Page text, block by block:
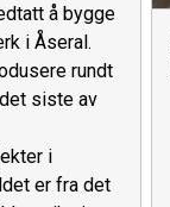
å bygge
i Åseral.
rundt
siste av
i
er fra det